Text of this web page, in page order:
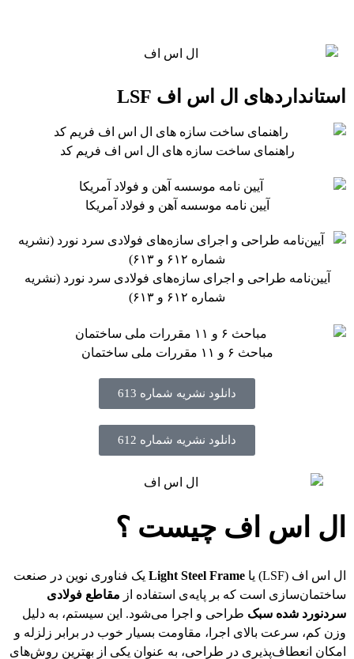
استانداردهای ال اس اف LSF
راهنمای ساخت سازه های ال اس اف فریم کد
آیین نامه موسسه آهن و فولاد آمریکا
آیین‌نامه طراحی و اجرای سازه‌های فولادی سرد نورد (نشریه
شماره ۶۱۲ و ۶۱۳)
مباحث ۶ و ۱۱ مقررات ملی ساختمان
دانلود نشریه شماره 613
دانلود نشریه شماره 612
ال اس اف چیست ؟
ال اس اف (LSF) یا Light Steel Frame یک فناوری نوین در صنعت
ساختمان‌سازی است که بر پایه‌ی استفاده از مقاطع فولادی
سردنورد شده سبک طراحی و اجرا می‌شود. این سیستم، به دلیل
وزن کم، سرعت بالای اجرا، مقاومت بسیار خوب در برابر زلزله و
امکان انعطاف‌پذیری در طراحی، به عنوان یکی از بهترین روش‌های